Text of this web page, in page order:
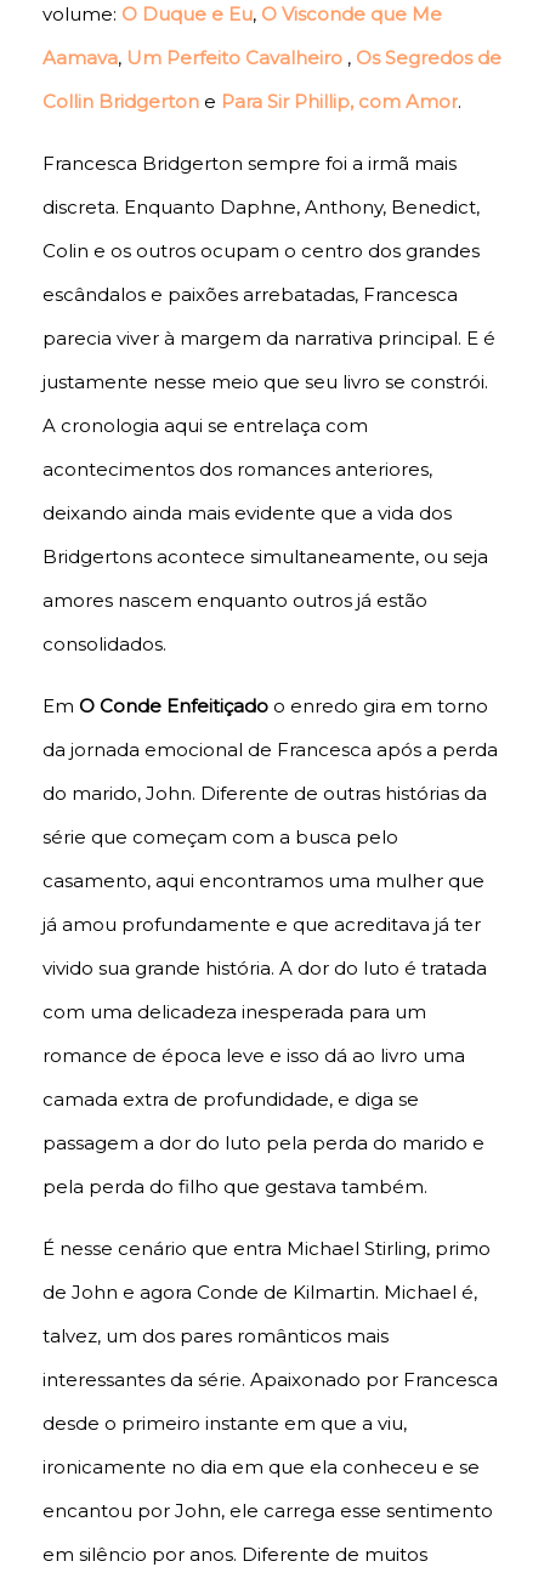
volume: O Duque e Eu, O Visconde que Me
Aamava, Um Perfeito Cavalheiro , Os Segredos de
Collin Bridgerton e Para Sir Phillip, com Amor.
Francesca Bridgerton sempre foi a irmã mais
discreta. Enquanto Daphne, Anthony, Benedict,
Colin e os outros ocupam o centro dos grandes
escândalos e paixões arrebatadas, Francesca
parecia viver à margem da narrativa principal. E é
justamente nesse meio que seu livro se constrói.
A cronologia aqui se entrelaça com
acontecimentos dos romances anteriores,
deixando ainda mais evidente que a vida dos
Bridgertons acontece simultaneamente, ou seja
amores nascem enquanto outros já estão
consolidados.
Em O Conde Enfeitiçado o enredo gira em torno
da jornada emocional de Francesca após a perda
do marido, John. Diferente de outras histórias da
série que começam com a busca pelo
casamento, aqui encontramos uma mulher que
já amou profundamente e que acreditava já ter
vivido sua grande história. A dor do luto é tratada
com uma delicadeza inesperada para um
romance de época leve e isso dá ao livro uma
camada extra de profundidade, e diga se
passagem a dor do luto pela perda do marido e
pela perda do filho que gestava também.
É nesse cenário que entra Michael Stirling, primo
de John e agora Conde de Kilmartin. Michael é,
talvez, um dos pares românticos mais
interessantes da série. Apaixonado por Francesca
desde o primeiro instante em que a viu,
ironicamente no dia em que ela conheceu e se
encantou por John, ele carrega esse sentimento
em silêncio por anos. Diferente de muitos